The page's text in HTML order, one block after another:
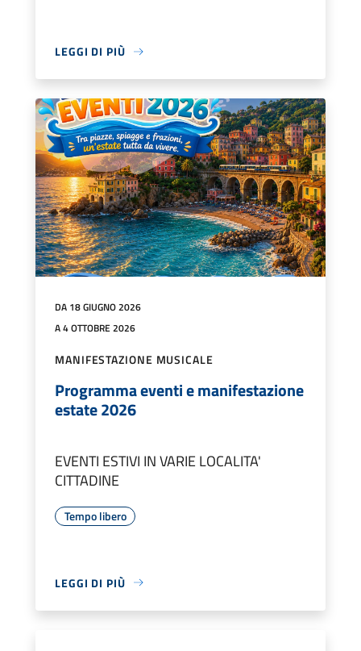
LEGGI DI PIÙ
DA 18 GIUGNO 2026
A 4 OTTOBRE 2026
MANIFESTAZIONE MUSICALE
Programma eventi e manifestazione
estate 2026
EVENTI ESTIVI IN VARIE LOCALITA'
CITTADINE
Tempo libero
LEGGI DI PIÙ